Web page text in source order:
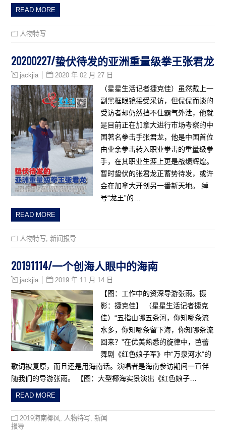
READ MORE
人物特写
20200227/蛰伏待发的亚洲重量级拳王张君龙
jackjia 2020 年 02 月 27 日
（星星生活记者捷克佳）虽然戴上一
副黑框眼镜接受采访，但侃侃而谈的
受访者却仍然挡不住霸气外泄，他就
是目前正在加拿大进行市场考察的中
国著名拳击手张君龙，他是中国首位
由业余拳击转入职业拳击的重量级拳
手，在其职业生涯上更是战绩辉煌。
暂时蛰伏的张君龙正蓄势待发，或许
会在加拿大开创另一番新天地。 绰
号“龙王”的…
READ MORE
人物特写 ,新闻报导
20191114/一个创海人眼中的海南
jackjia 2019 年 11 月 14 日
【图：工作中的资深导游张雨。摄
影：捷克佳】 （星星生活记者捷克
佳）“五指山哪五条河，你知哪条流
水多，你知哪条留下海，你知哪条流
回来？”在优美熟悉的旋律中，芭蕾
舞剧《红色娘子军》中“万泉河水”的
歌词被复原，而且还是用海南话。演唱者是海南参访期间一直伴
随我们的导游张雨。 【图：大型椰海实景演出《红色娘子…
READ MORE
2019海南椰风 人物特写 ,新闻
报导